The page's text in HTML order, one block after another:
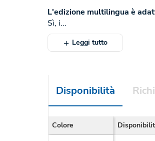
L'edizione multilingua è
Sì, i...
Leggi tutto
Disponibilità
Colore